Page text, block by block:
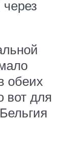
обеих
вот для